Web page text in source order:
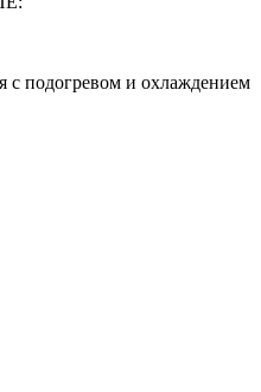
с подогревом и охлаждением